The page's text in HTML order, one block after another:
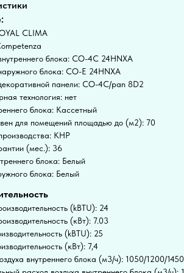
CLIMA
блока: CO-4C 24HNXA
блока: CO-E 24HNXA
панели: CO-4C/pan 8D2
технология: нет
блока: Кассетный
для помещений площадью до (м2): 70
КНР
(мес.): 36
блока: Белый
блока: Белый
(kBTU): 24
(кВт): 7.03
(kBTU): 25
(кВт): 7,4
внутреннего блока (м3/ч): 1050/1200/1450